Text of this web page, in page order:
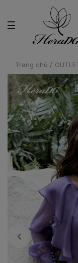
Trang chủ /